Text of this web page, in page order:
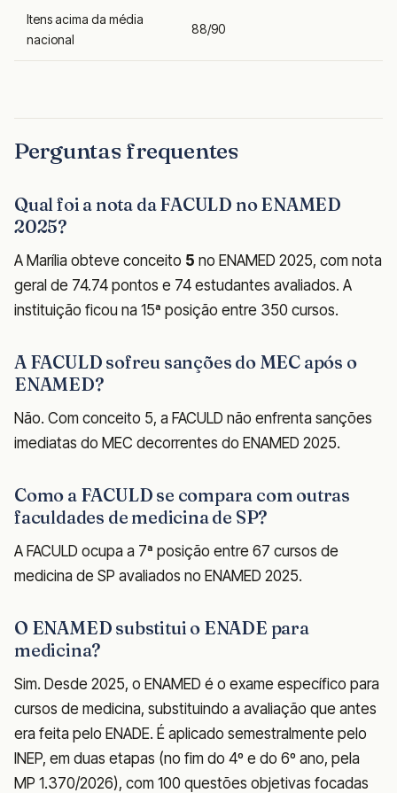
Itens acima da média
nacional
88/90
Perguntas frequentes
Qual foi a nota da FACULD no ENAMED
2025?
A Marília obteve conceito 5 no ENAMED 2025, com nota
geral de 74.74 pontos e 74 estudantes avaliados. A
instituição ficou na 15ª posição entre 350 cursos.
A FACULD sofreu sanções do MEC após o
ENAMED?
Não. Com conceito 5, a FACULD não enfrenta sanções
imediatas do MEC decorrentes do ENAMED 2025.
Como a FACULD se compara com outras
faculdades de medicina de SP?
A FACULD ocupa a 7ª posição entre 67 cursos de
medicina de SP avaliados no ENAMED 2025.
O ENAMED substitui o ENADE para
medicina?
Sim. Desde 2025, o ENAMED é o exame específico para
cursos de medicina, substituindo a avaliação que antes
era feita pelo ENADE. É aplicado semestralmente pelo
INEP, em duas etapas (no fim do 4º e do 6º ano, pela
MP 1.370/2026), com 100 questões objetivas focadas